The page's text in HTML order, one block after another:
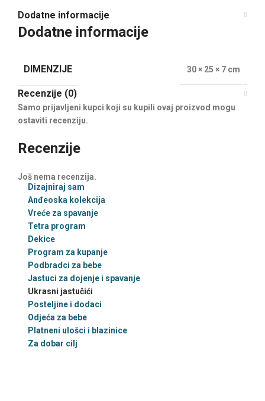
Dodatne informacije
Dodatne informacije
DIMENZIJE 30 × 25 × 7 cm
Recenzije (0)
Recenzije
Još nema recenzija.
Samo prijavljeni kupci koji su kupili ovaj proizvod mogu
ostaviti recenziju.
Dizajniraj sam
Anđeoska kolekcija
Vreće za spavanje
Tetra program
Dekice
Program za kupanje
Podbradci za bebe
Jastuci za dojenje i spavanje
Ukrasni jastučići
Posteljine i dodaci
Odjeća za bebe
Platneni ulošci i blazinice
Za dobar cilj